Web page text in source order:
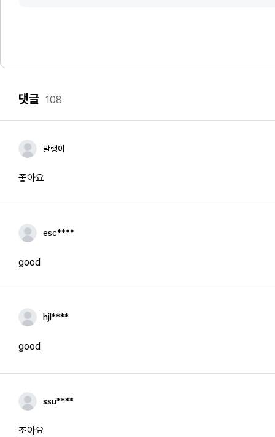
댓글 108
말랭이
좋아요
esc****
good
hjl****
good
ssu****
조아요